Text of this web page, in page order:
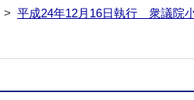
> 平成24年12月16日執行 衆議院